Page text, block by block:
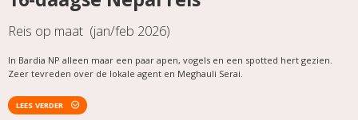
Reis op maat (jan/feb 2026)
In Bardia NP alleen maar een paar apen, vogels en een spotted hert gezien.
Zeer tevreden over de lokale agent en Meghauli Serai.
LEES VERDER